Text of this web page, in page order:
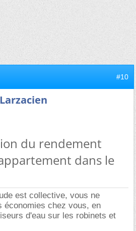
#10
Larzacien
du rendement
dans le
est collective, vous ne
économies chez vous, en
d'eau sur les robinets et